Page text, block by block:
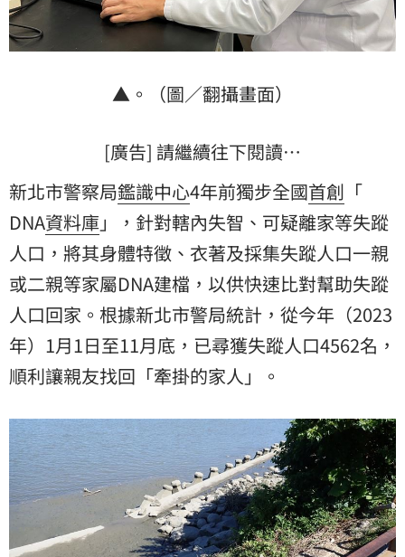
▲。（圖／翻攝畫面）
[廣告] 請繼續往下閱讀…
新北市警察局鑑識中心4年前獨步全國首創 「
DNA資料庫 」，針對轄內失智、可疑離家等失蹤
人口，將其身體特徵、衣著及採集失蹤人口一親
或二親等家屬DNA建檔，以供快速比對幫助失蹤
人口回家。根據新北市警局統計，從今年（2023
年）1月1日至11月底，已尋獲失蹤人口4562名，
順利讓親友找回「牽掛的家人」。